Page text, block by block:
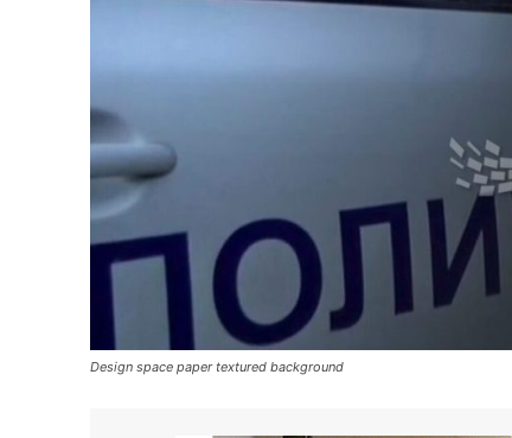
Design space paper textured background